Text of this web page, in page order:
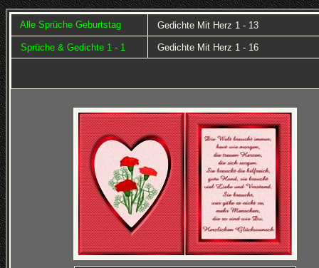
Alle Sprüche Geburtstag Gedichte Mit Herz 1 - 13
Sprüche & Gedichte 1 - 1 Gedichte Mit Herz 1 - 16